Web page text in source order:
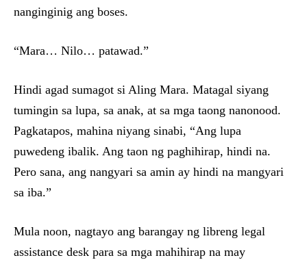
nanginginig ang boses.
“Mara… Nilo… patawad.”
Hindi agad sumagot si Aling Mara. Matagal siyang
tumingin sa lupa, sa anak, at sa mga taong nanonood.
Pagkatapos, mahina niyang sinabi, “Ang lupa
puwedeng ibalik. Ang taon ng paghihirap, hindi na.
Pero sana, ang nangyari sa amin ay hindi na mangyari
sa iba.”
Mula noon, nagtayo ang barangay ng libreng legal
assistance desk para sa mga mahihirap na may